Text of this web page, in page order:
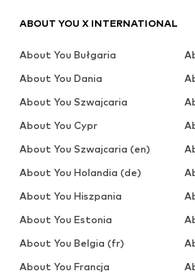
ABOUT YOU X INTERNATIONAL
About You Bułgaria
About You Dania
About You Szwajcaria
About You Cypr
About You Szwajcaria (en)
About You Holandia (de)
About You Hiszpania
About You Estonia
About You Belgia (fr)
About You Francja